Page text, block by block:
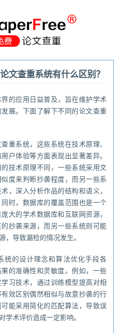
文查重系统有什么区别？
的应用日益普及，旨在维护学术
展。下面了解下不同的论文查重
重系统，这些系统在技术原理、
户体验等方面表现出显著差异。
技术原理不同，一些系统采用文
度来判断抄袭程度，而另一些系
，深入分析作品的结构和语义，
时，数据库的覆盖范围也是一个
大的学术数据库和互联网资源，
抄袭来源，而另一些系统则可能
，导致漏检的情况发生。
统的设计理念和算法优化手段各
的准确性和灵敏度。例如，一些
习技术，通过训练模型提高对相
效区别偶然相似与故意抄袭的行
能采用简化的匹配算法，导致误
学术评价造成一定影响。